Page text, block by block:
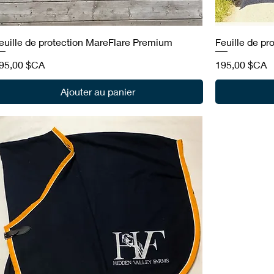
de protection MareFlare Premium
$CA
Ajouter au panier
Feuille de
Prix
195,00 $CA